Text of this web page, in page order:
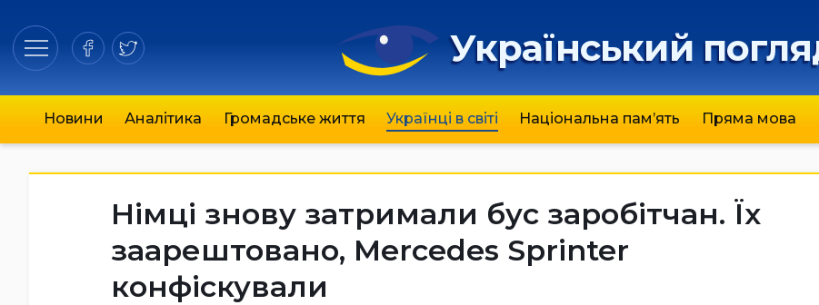
Український
Новини Аналітика Громадське життя Українці в світі Національна пам’ять Пряма мова
Німці знову затримали бус заробітчан. Їх
заарештовано, Mercedes Sprinter
конфіскували